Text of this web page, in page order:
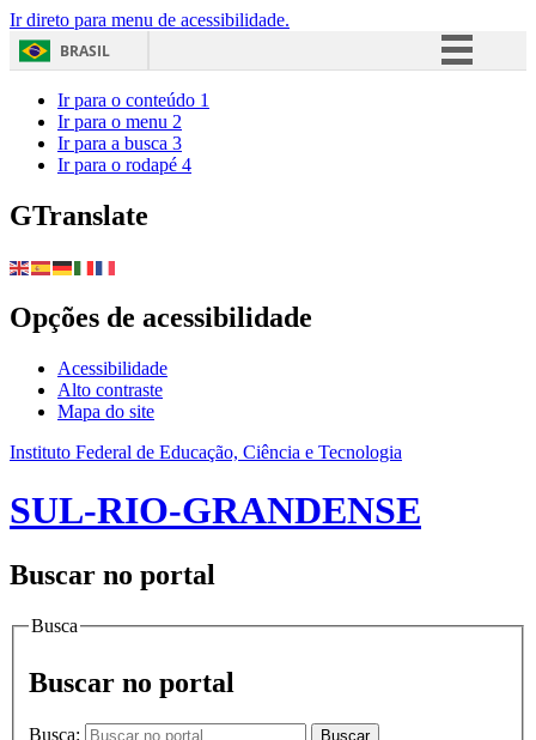
Ir direto para menu de acessibilidade.
BRASIL
Ir para o conteúdo 1
Ir para o menu 2
Ir para a busca 3
Ir para o rodapé 4
GTranslate
Opções de acessibilidade
Acessibilidade
Alto contraste
Mapa do site
Instituto Federal de Educação, Ciência e Tecnologia
SUL-RIO-GRANDENSE
Buscar no portal
Busca
Buscar no portal
Busca: Buscar